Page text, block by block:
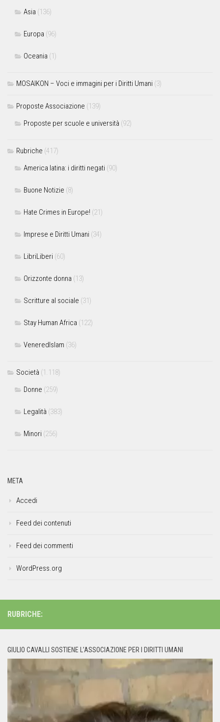
Asia (136)
Europa (96)
Oceania (1)
MOSAIKON – Voci e immagini per i Diritti Umani (3)
Proposte Associazione (139)
Proposte per scuole e università (92)
Rubriche (417)
America latina: i diritti negati (90)
Buone Notizie (8)
Hate Crimes in Europe! (21)
Imprese e Diritti Umani (34)
LibriLiberi (60)
Orizzonte donna (13)
Scritture al sociale (31)
Stay Human Africa (122)
VeneredIslam (36)
Società (1.118)
Donne (259)
Legalità (383)
Minori (256)
META
Accedi
Feed dei contenuti
Feed dei commenti
WordPress.org
RUBRICHE:
GIULIO CAVALLI SOSTIENE L’ASSOCIAZIONE PER I DIRITTI UMANI
Player